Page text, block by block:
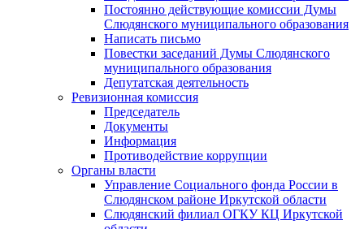
Постоянно действующие комиссии Думы
Слюдянского муниципального образования
Написать письмо
Повестки заседаний Думы Слюдянского
муниципального образования
Депутатская деятельность
Ревизионная комиссия
Председатель
Документы
Информация
Противодействие коррупции
Органы власти
Управление Социального фонда России в
Слюдянском районе Иркутской области
Слюдянский филиал ОГКУ КЦ Иркутской